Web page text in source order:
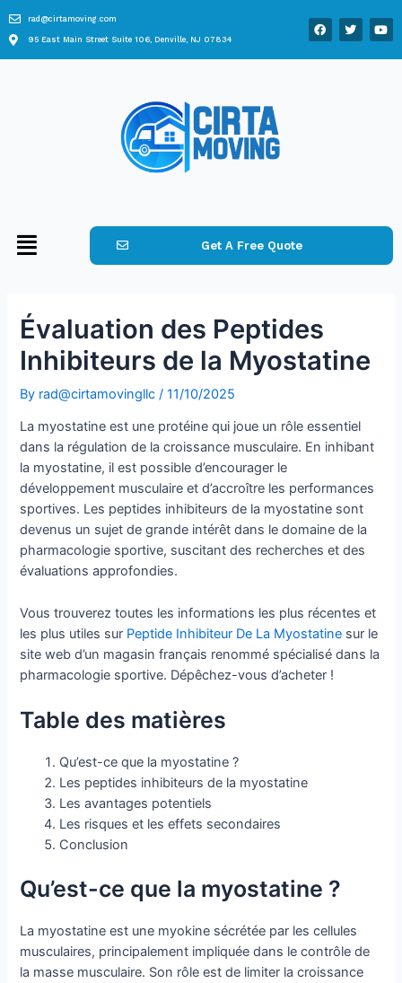
rad@cirtamoving.com
95 East Main Street Suite 106, Denville, NJ 07834
Get A Free Quote
Évaluation des Peptides
Inhibiteurs de la Myostatine
By rad@cirtamovingllc/11/10/2025
La myostatine est une protéine qui joue un rôle essentiel
dans la régulation de la croissance musculaire. En inhibant
la myostatine, il est possible d’encourager le
développement musculaire et d’accroître les performances
sportives. Les peptides inhibiteurs de la myostatine sont
devenus un sujet de grande intérêt dans le domaine de la
pharmacologie sportive, suscitant des recherches et des
évaluations approfondies.
Vous trouverez toutes les informations les plus récentes et
les plus utiles sur Peptide Inhibiteur De La Myostatine sur le
site web d’un magasin français renommé spécialisé dans la
pharmacologie sportive. Dépêchez-vous d’acheter !
Table des matières
Qu’est-ce que la myostatine ?
Les peptides inhibiteurs de la myostatine
Les avantages potentiels
Les risques et les effets secondaires
Conclusion
Qu’est-ce que la myostatine ?
La myostatine est une myokine sécrétée par les cellules
musculaires, principalement impliquée dans le contrôle de
la masse musculaire. Son rôle est de limiter la croissance